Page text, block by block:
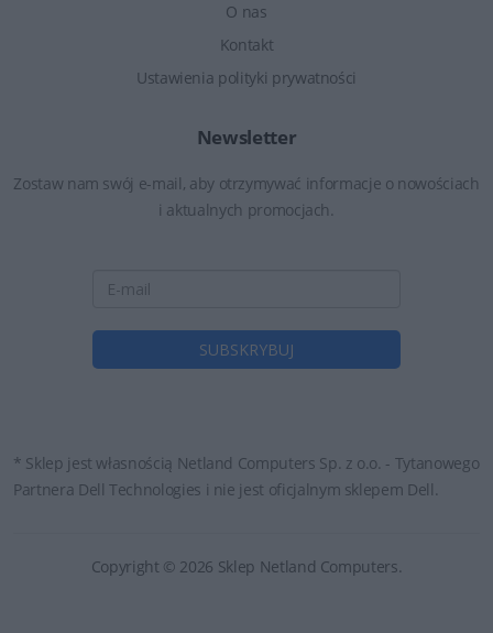
O nas
Kontakt
Ustawienia polityki prywatności
Newsletter
Zostaw nam swój e-mail, aby otrzymywać informacje o nowościach
i aktualnych promocjach.
* Sklep jest własnością Netland Computers Sp. z o.o. - Tytanowego
Partnera Dell Technologies i nie jest oficjalnym sklepem Dell.
Copyright © 2026 Sklep Netland Computers.